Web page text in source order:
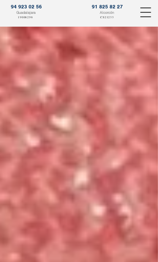
94 923 02 56
Guadalajara
19006296
91 825 82 27
Alcorcón
CS21233